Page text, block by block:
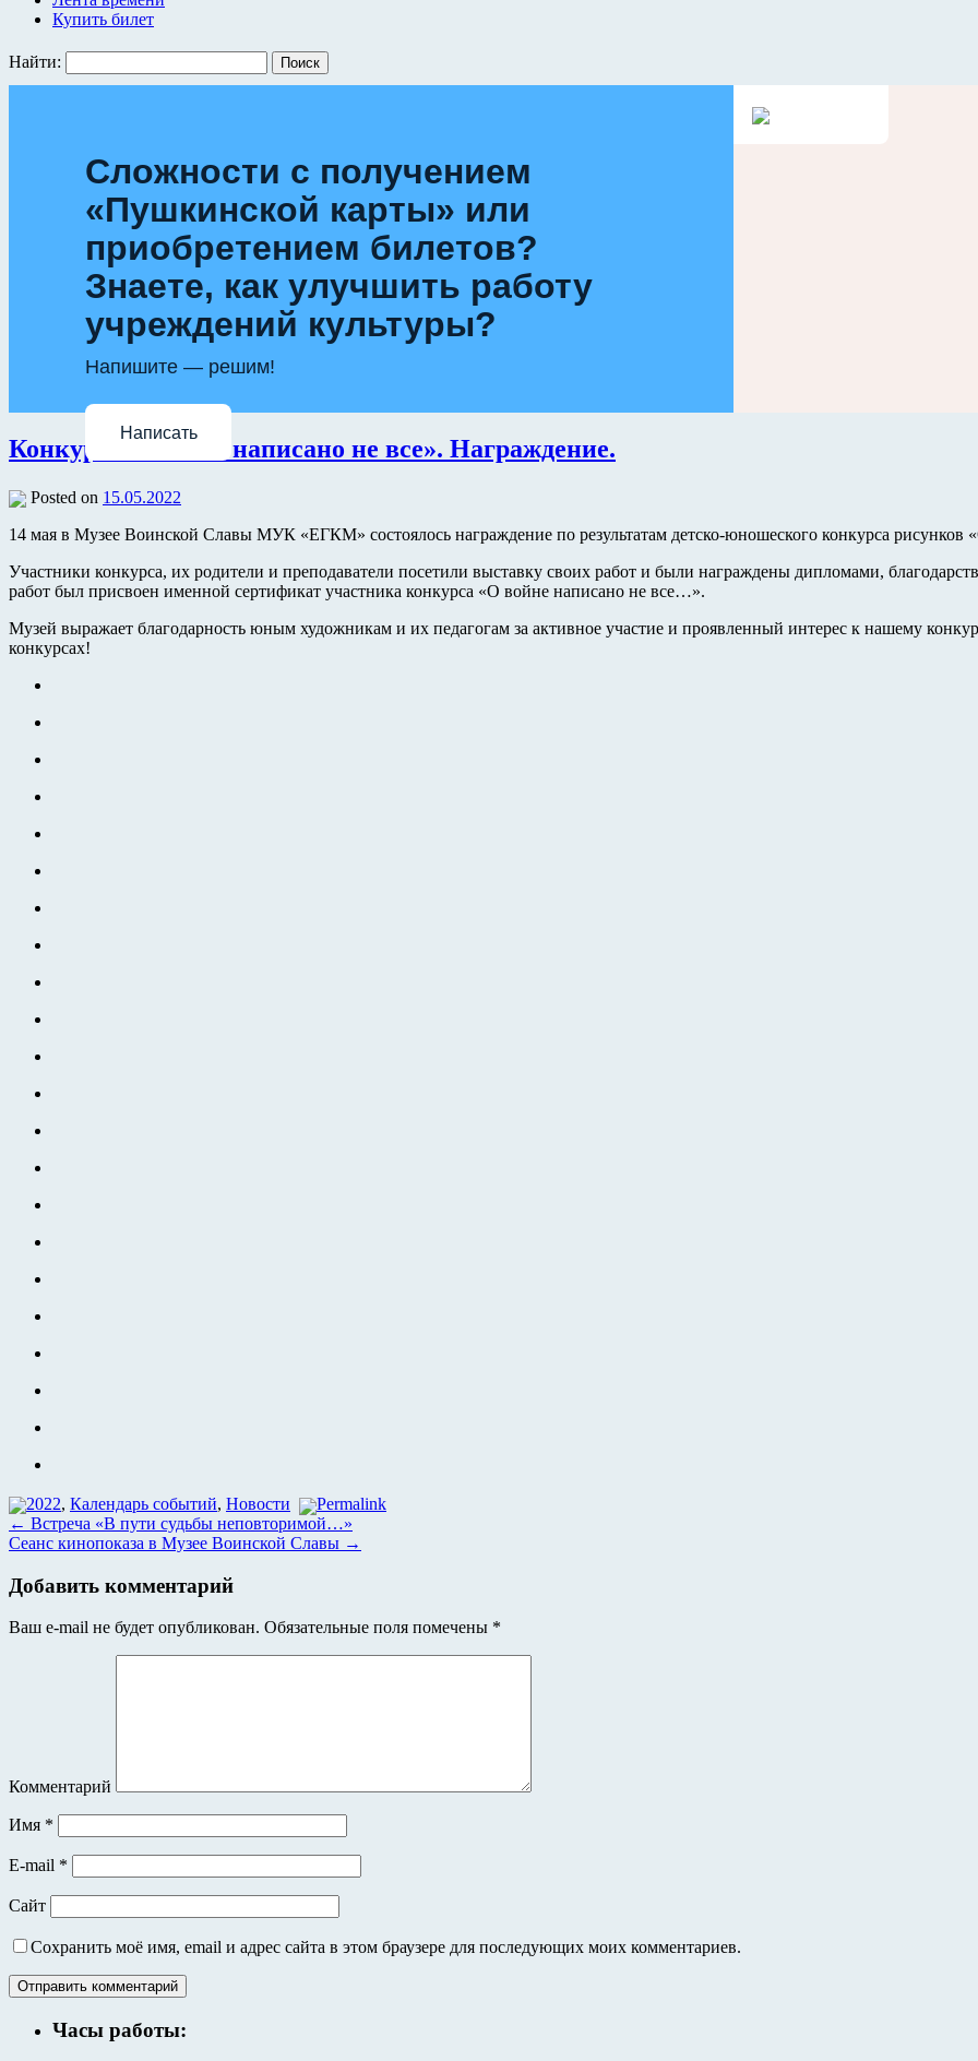
Купить билет
Найти:
Сложности с получением
«Пушкинской карты» или
приобретением билетов?
Знаете, как улучшить работу
учреждений культуры?
Напишите — решим!
Написать
Конкурс «О войне написано не все». Награждение.
Posted on 15.05.2022
14 мая в Музее Воинской Славы МУК «ЕГКМ» состоялось награждение по результатам детско-юношеского конкурса
Участники конкурса, их родители и преподаватели посетили выставку своих работ и были награждены дипломами,
работ был присвоен именной сертификат участника конкурса «О войне написано не все…».
Музей выражает благодарность юным художникам и их педагогам за активное участие и проявленный интерес к нашему
конкурсах!
2022, Календарь событий, Новости
Permalink
← Встреча «В пути судьбы неповторимой…»
Сеанс кинопоказа в Музее Воинской Славы →
Добавить комментарий
Ваш e-mail не будет опубликован. Обязательные поля помечены *
Комментарий
Имя *
E-mail *
Сайт
Сохранить моё имя, email и адрес сайта в этом браузере для последующих моих комментариев.
Часы работы: